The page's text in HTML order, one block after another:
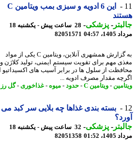
این 6 ادویه و سبزی بمب ویتامین C
-پزشکی-
28 ساعت پیش - یکشنبه 18
04:57
82051571
به گزارش همشهری آنلاین، ویتامین C یکی از مواد
مهم برای تقویت سیستم ایمنی، تولید کلاژن و
از سلول ها در برابر آسیب های اکسیداتیو
مقدار مصرف ادویه ...
-ویتامین C -حدود-میوه-غذاخوری- گل رز-
بسته بندی غذاها چه بلایی سر کبد می
-پزشکی-
32 ساعت پیش - یکشنبه 18
01:52
82051358